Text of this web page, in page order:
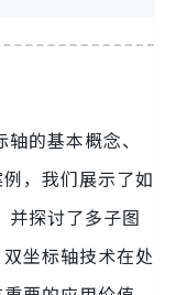
的基本概念、
，我们展示了如
并探讨了多子图
坐标轴技术在处